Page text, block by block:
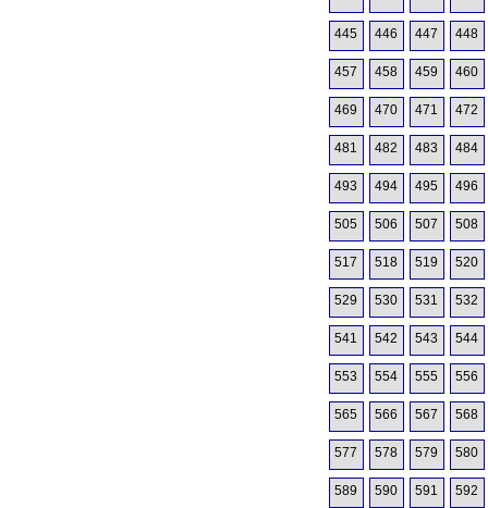
445 446 447 448
457 458 459 460
469 470 471 472
481 482 483 484
493 494 495 496
505 506 507 508
517 518 519 520
529 530 531 532
541 542 543 544
553 554 555 556
565 566 567 568
577 578 579 580
589 590 591 592